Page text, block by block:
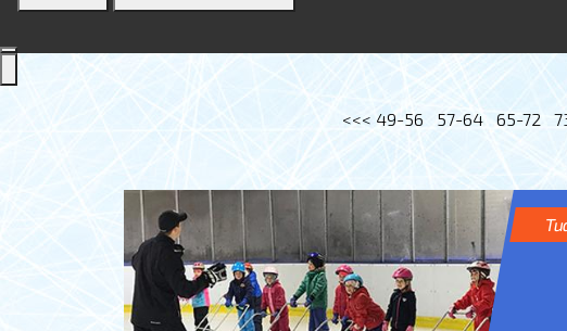
<<< 49-56 57-64 65-72